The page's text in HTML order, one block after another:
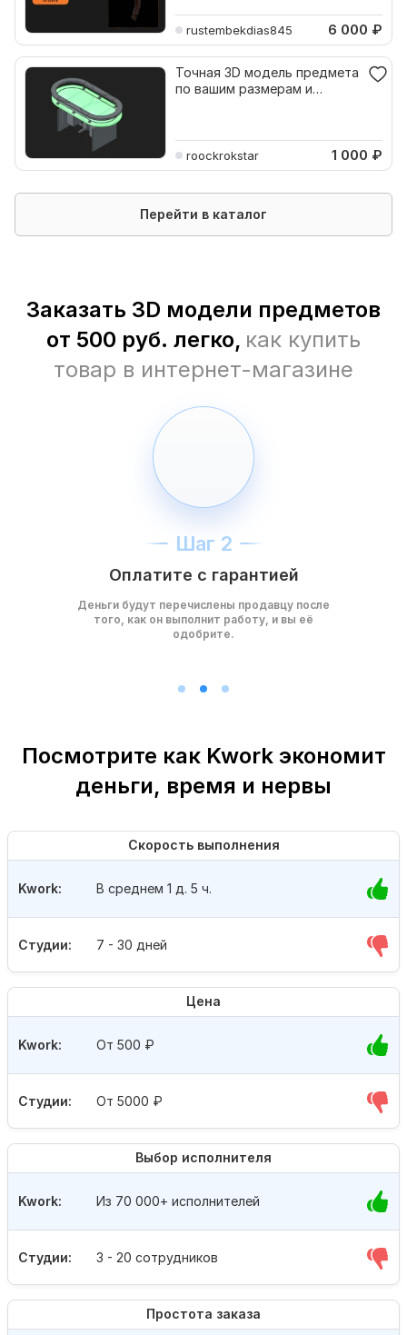
rustembekdias845 6 000 ₽
Точная 3D модель предмета
по вашим размерам и
roockrokstar 1 000 ₽
Перейти в каталог
Заказать 3D модели предметов
от 500 руб. легко, как купить
товар в интернет-магазине
Шаг 2
Оплатите с гарантией
Деньги будут перечислены продавцу после
того, как он выполнит работу, и вы её
одобрите.
Посмотрите как Kwork экономит
деньги, время и нервы
Скорость выполнения
Студии: 7 - 30 дней
Kwork: В среднем 1 д. 5 ч.
Цена
Студии: От 5000 ₽
Kwork: От 500 ₽
Выбор исполнителя
Студии: 3 - 20 сотрудников
Kwork: Из 70 000+ исполнителей
Простота заказа